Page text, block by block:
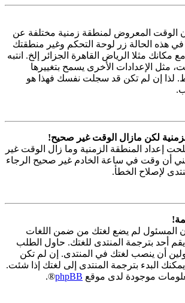
الوقت المعروض لمنطقة زمنية مختلفة عن
في هذه الحالة زر لوحة التحكم وغير منطقتك
مكانك مثلا الرياض القاهرة الجزائر إلخ. انتبه
مثل الإعدادات الأخرى يسمح بتغييرها
لذا إن لم تكن قد سجلت نفسك فهذا هو
لكن مازال الوقت غير صحيح!
إعداد المنطقة الزمنية وما زال الوقت غير
أن وقت في ساعة الخادم غير صحيح الرجاء
لإصلاح الخطأ.
المسئول لم يضع لغتك من ضمن اللغات
يقم أحد بترجمة المنتدى للغتك. حاول الطلب
أن ينصب لغتك في المنتدى. إن لم تكن
البدء بترجمة المنتدى إلى لغتك إذا شئت.
موجودة لدى موقع phpBB
®.